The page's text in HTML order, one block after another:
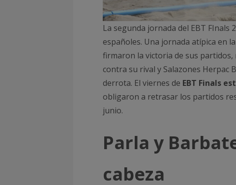
La segunda jornada del EBT
españoles. Una jornada atípica en
firmaron la victoria de sus
contra su rival y Salazones Herpac
derrota. El viernes de EBT Finals
obligaron a retrasar los partidos
junio.
Parla y
cabeza